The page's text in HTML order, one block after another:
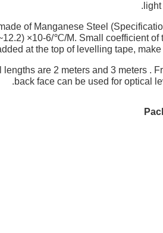
of Manganese Steel
×10-6/℃/M. Small coefficient
at the top of levelling tape,
are 2 meters and 3 meters .
back face can be used for optical